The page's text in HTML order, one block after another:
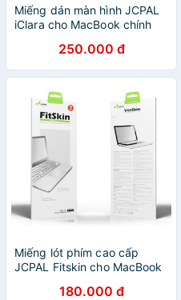
Miếng dán màn hình JCPAL
iClara cho MacBook chính
250.000 đ
Miếng lót phím cao cấp
JCPAL Fitskin cho MacBook
180.000 đ